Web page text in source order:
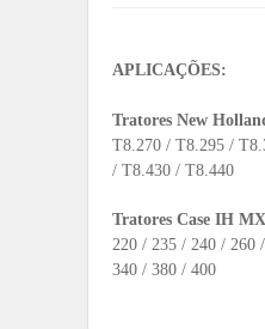
APLICAÇÕES:
Tratores New
T8.270 / T8.295 /
/ T8.430 / T8.440
Tratores Case IH
220 / 235 / 240 / 260
340 / 380 / 400